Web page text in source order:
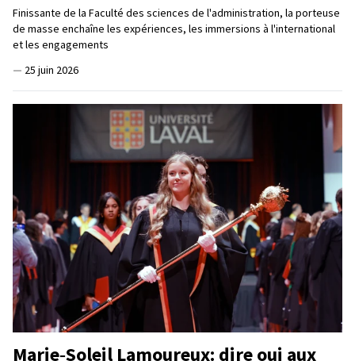
Finissante de la Faculté des sciences de l'administration, la porteuse
de masse enchaîne les expériences, les immersions à l'international
et les engagements
— 25 juin 2026
Marie‑Soleil Lamoureux: dire oui aux